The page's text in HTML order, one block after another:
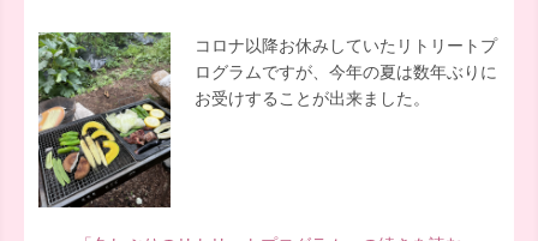
コロナ以降お休みしていたリトリートプ
ログラムですが、今年の夏は数年ぶりに
お受けすることが出来ました。